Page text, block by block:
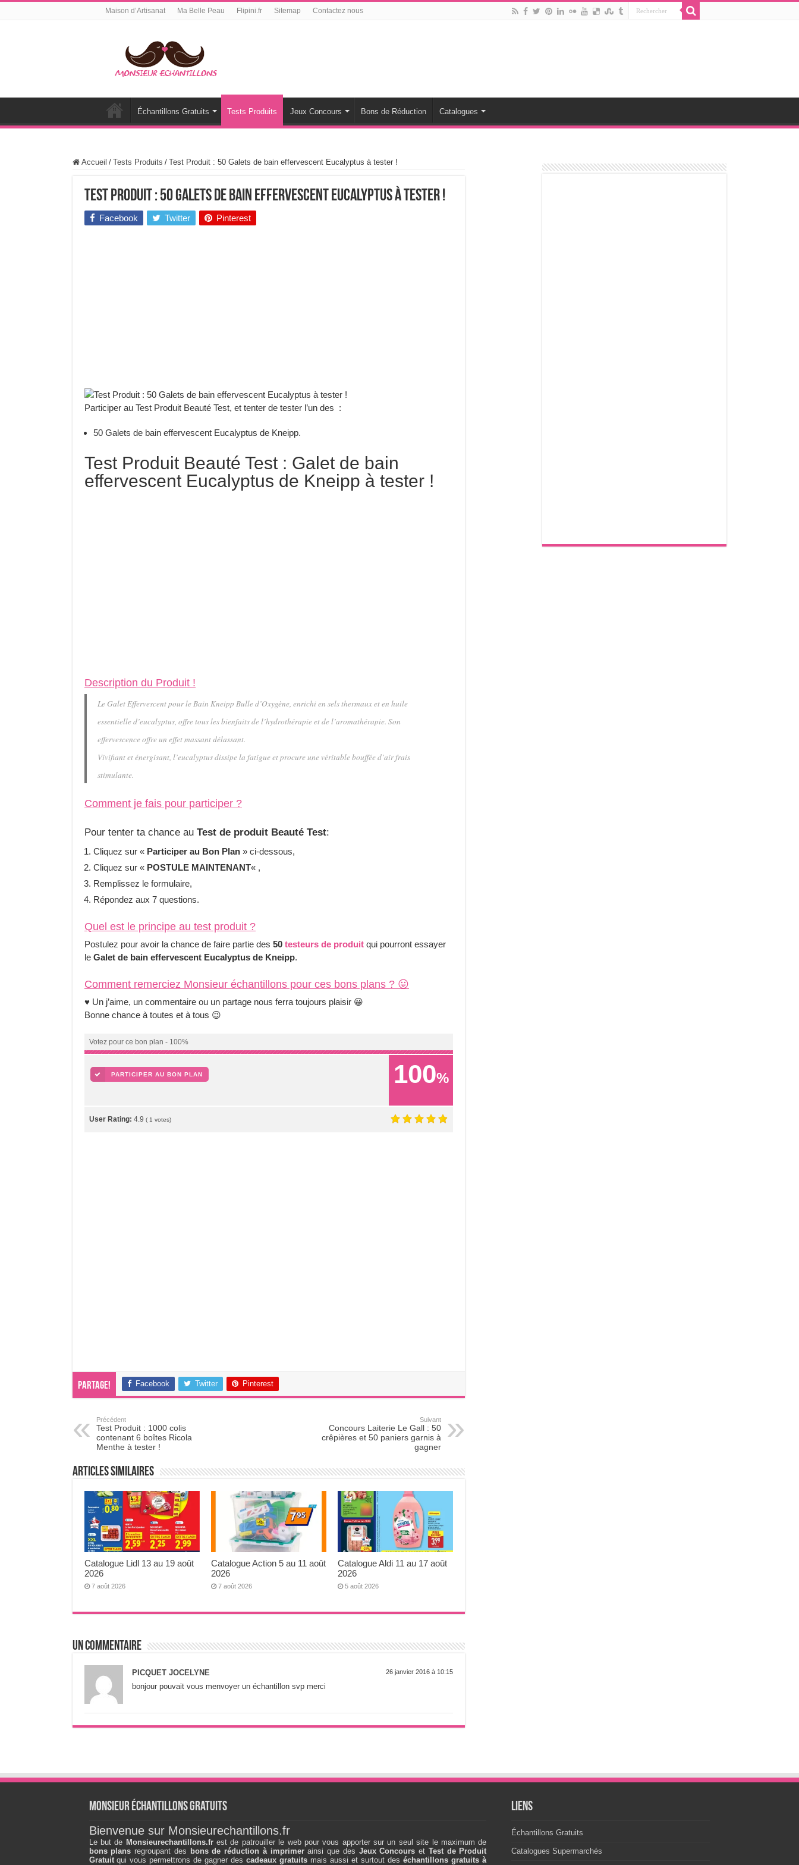
Maison d’Artisanat Ma Belle Peau Flipini.fr Sitemap Contactez nous
Échantillons Gratuits Tests Produits Jeux Concours Bons de Réduction Catalogues
Accueil / Tests Produits / Test Produit : 50 Galets de bain effervescent Eucalyptus à tester !
Test Produit : 50 Galets de bain effervescent Eucalyptus à tester !
Facebook Twitter Pinterest
Participer au Test Produit Beauté Test, et tenter de tester l’un des :
50 Galets de bain effervescent Eucalyptus de Kneipp.
Test Produit Beauté Test : Galet de bain
effervescent Eucalyptus de Kneipp à tester !
Description du Produit !
Le Galet Effervescent pour le Bain Kneipp Bulle d’Oxygène, enrichi en sels thermaux et en huile
essentielle d’eucalyptus, offre tous les bienfaits de l’hydrothérapie et de l’aromathérapie. Son
effervescence offre un effet massant délassant.
Vivifiant et énergisant, l’eucalyptus dissipe la fatigue et procure une véritable bouffée d’air frais
stimulante.
Comment je fais pour participer ?
Pour tenter ta chance au Test de produit Beauté Test:
Cliquez sur « Participer au Bon Plan » ci-dessous,
Cliquez sur « POSTULE MAINTENANT« ,
Remplissez le formulaire,
Répondez aux 7 questions.
Quel est le principe au test produit ?
Postulez pour avoir la chance de faire partie des 50 testeurs de produit qui pourront essayer
le Galet de bain effervescent Eucalyptus de Kneipp.
Comment remerciez Monsieur échantillons pour ces bons plans ? 😛
♥ Un j’aime, un commentaire ou un partage nous ferra toujours plaisir 😀
Bonne chance à toutes et à tous 😉
Votez pour ce bon plan - 100%
100%
PARTICIPER AU BON PLAN
User Rating: 4.9 ( 1 votes)
Partage! Facebook Twitter Pinterest
Précédent
Test Produit : 1000 colis
contenant 6 boîtes Ricola
Menthe à tester !
Suivant
Concours Laiterie Le Gall : 50
crêpières et 50 paniers garnis à
gagner
Articles Similaires
Catalogue Lidl 13 au 19 août
2026
7 août 2026
Catalogue Action 5 au 11 août
2026
7 août 2026
Catalogue Aldi 11 au 17 août
2026
5 août 2026
Un commentaire
PICQUET JOCELYNE 26 janvier 2016 à 10:15
bonjour pouvait vous menvoyer un échantillon svp merci
Monsieur échantillons Gratuits
Bienvenue sur Monsieurechantillons.fr
Le but de Monsieurechantillons.frest de patrouiller le web pour vous apporter sur un seul site le maximum de
bons plans regroupant des bons de réduction à imprimerainsi que des Jeux Concours et Test de Produit
Gratuitqui vous permettrons de gagner descadeaux gratuits mais aussi et surtout deséchantillons gratuits à
Liens
Échantillons Gratuits
Catalogues Supermarchés